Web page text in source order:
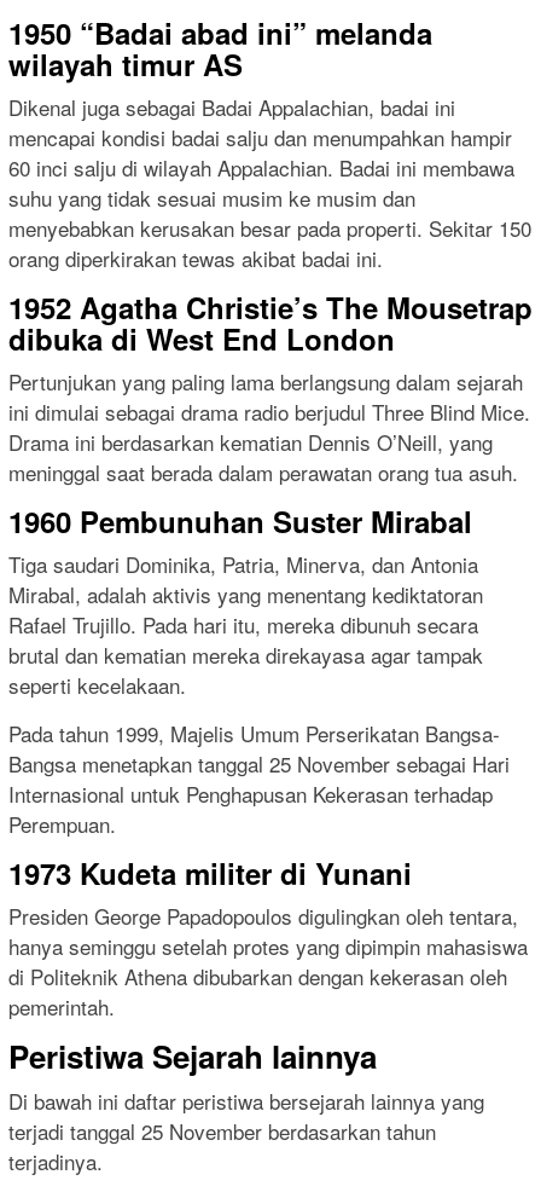
1950 “Badai abad ini” melanda
wilayah timur AS
Dikenal juga sebagai Badai Appalachian, badai ini
mencapai kondisi badai salju dan menumpahkan hampir
60 inci salju di wilayah Appalachian. Badai ini membawa
suhu yang tidak sesuai musim ke musim dan
menyebabkan kerusakan besar pada properti. Sekitar 150
orang diperkirakan tewas akibat badai ini.
1952 Agatha Christie’s The Mousetrap
dibuka di West End London
Pertunjukan yang paling lama berlangsung dalam sejarah
ini dimulai sebagai drama radio berjudul Three Blind Mice.
Drama ini berdasarkan kematian Dennis O’Neill, yang
meninggal saat berada dalam perawatan orang tua asuh.
1960 Pembunuhan Suster Mirabal
Tiga saudari Dominika, Patria, Minerva, dan Antonia
Mirabal, adalah aktivis yang menentang kediktatoran
Rafael Trujillo. Pada hari itu, mereka dibunuh secara
brutal dan kematian mereka direkayasa agar tampak
seperti kecelakaan.
Pada tahun 1999, Majelis Umum Perserikatan Bangsa-
Bangsa menetapkan tanggal 25 November sebagai Hari
Internasional untuk Penghapusan Kekerasan terhadap
Perempuan.
1973 Kudeta militer di Yunani
Presiden George Papadopoulos digulingkan oleh tentara,
hanya seminggu setelah protes yang dipimpin mahasiswa
di Politeknik Athena dibubarkan dengan kekerasan oleh
pemerintah.
Peristiwa Sejarah lainnya
Di bawah ini daftar peristiwa bersejarah lainnya yang
terjadi tanggal 25 November berdasarkan tahun
terjadinya.